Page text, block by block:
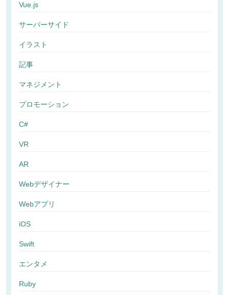
Vue.js
サーバーサイド
イラスト
記事
マネジメント
プロモーション
C#
VR
AR
Webデザイナー
Webアプリ
iOS
Swift
エンタメ
Ruby